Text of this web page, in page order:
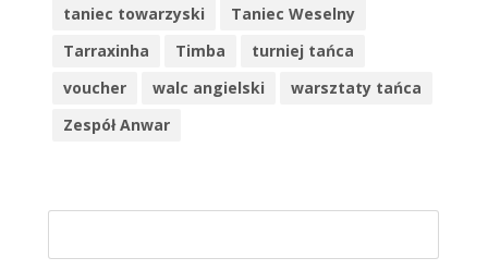
taniec towarzyski
Taniec Weselny
Tarraxinha
Timba
turniej tańca
voucher
walc angielski
warsztaty tańca
Zespół Anwar